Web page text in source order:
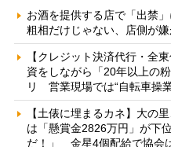
お酒を提供する店で「出禁
粗相だけじゃない、店側が嫌
【クレジット決済代行・全
資をしながら「20年以上の
リ 営業現場では“自転車操
【土俵に埋まるカネ】大の
は「懸賞金2826万円」が下
だ！」 金星4個配給で協会